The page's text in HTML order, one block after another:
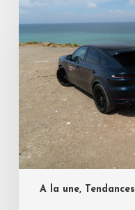
A la une, Tendances